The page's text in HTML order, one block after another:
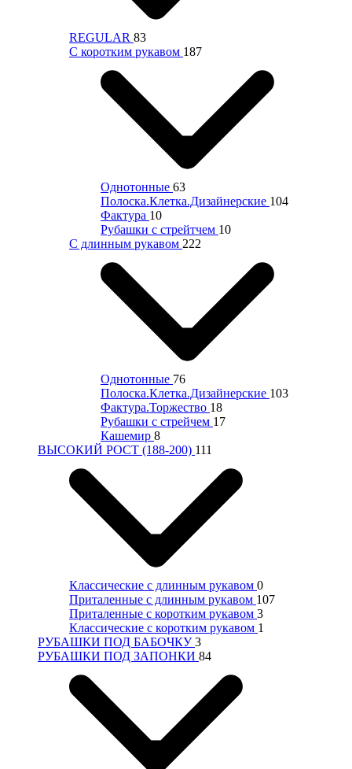
REGULAR 83
С коротким рукавом 187
Однотонные 63
Полоска.Клетка.Дизайнерские 104
Фактура 10
Рубашки с стрейтчем 10
С длинным рукавом 222
Однотонные 76
Полоска.Клетка.Дизайнерские 103
Фактура.Торжество 18
Рубашки с стрейчем 17
Кашемир 8
ВЫСОКИЙ РОСТ (188-200) 111
Классические с длинным рукавом 0
Приталенные с длинным рукавом 107
Приталенные с коротким рукавом 3
Классические с коротким рукавом 1
РУБАШКИ ПОД БАБОЧКУ3
РУБАШКИ ПОД ЗАПОНКИ 84